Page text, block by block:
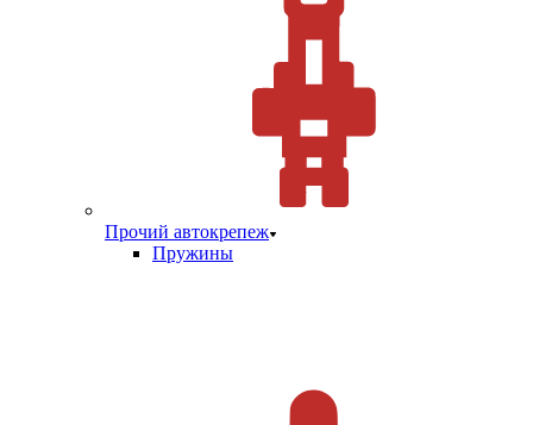
Прочий автокрепеж
Пружины